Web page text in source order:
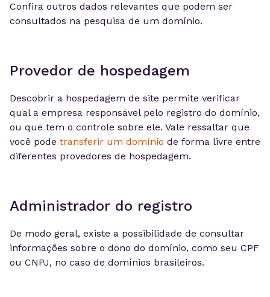
Confira outros dados relevantes que podem ser
consultados na pesquisa de um domínio.
Provedor de hospedagem
Descobrir a hospedagem de site permite verificar
qual a empresa responsável pelo registro do domínio,
ou que tem o controle sobre ele. Vale ressaltar que
você pode transferir um domínio de forma livre entre
diferentes provedores de hospedagem.
Administrador do registro
De modo geral, existe a possibilidade de consultar
informações sobre o dono do domínio, como seu CPF
ou CNPJ, no caso de domínios brasileiros.